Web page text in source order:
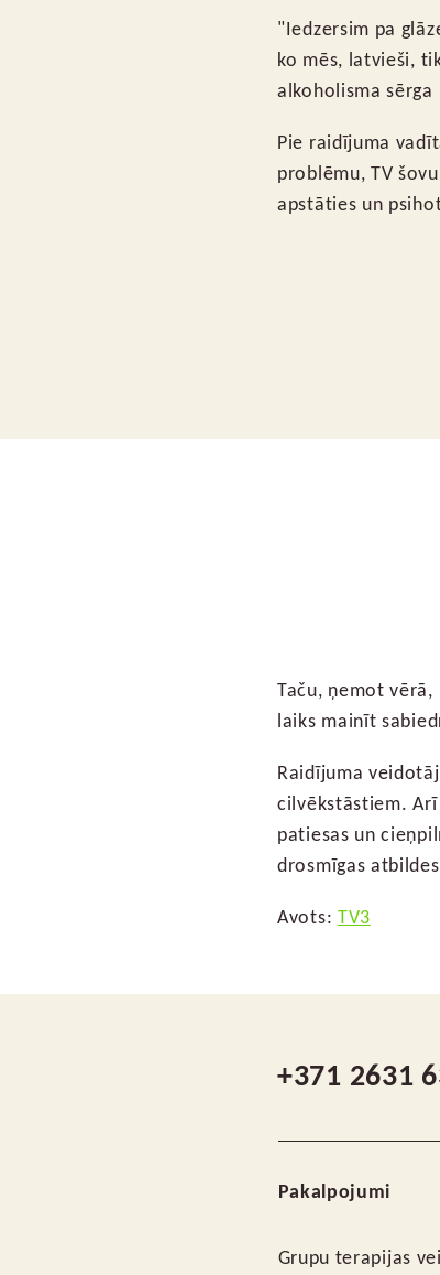
"Iedzersim pa
ko mēs, latvieši,
alkoholisma sērga
Pie raidījuma
problēmu, TV
apstāties un
Taču, ņemot
laiks mainīt
Raidījuma
cilvēkstāstiem.
patiesas un
drosmīgas
Avots: TV3
+371 2631
Pakalpojumi
Grupu terapijas